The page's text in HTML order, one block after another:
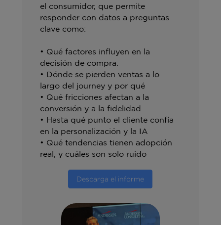
el consumidor, que permite
responder con datos a preguntas
clave como:
• Qué factores influyen en la
decisión de compra.
• Dónde se pierden ventas a lo
largo del journey y por qué
• Qué fricciones afectan a la
conversión y a la fidelidad
• Hasta qué punto el cliente confía
en la personalización y la IA
• Qué tendencias tienen adopción
real, y cuáles son solo ruido
Descarga el informe